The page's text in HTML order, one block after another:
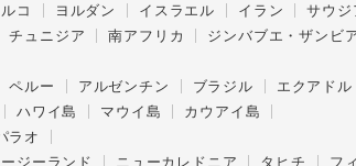
ルコ ヨルダン イスラエル イラン サウジ
チュニジア 南アフリカ ジンバブエ・ザンビ
ペルー アルゼンチン ブラジル エクアドル
ハワイ島 マウイ島
カウアイ島
ラオ
ジーランド ニューカレドニア タヒチ フ